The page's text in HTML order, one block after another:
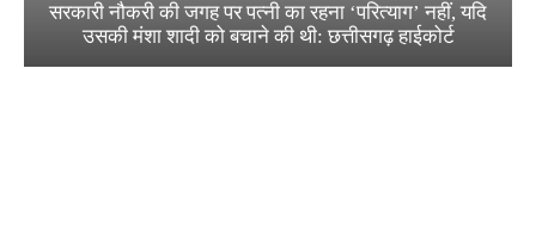
सरकारी नौकरी की जगह पर पत्नी का रहना ‘परित्याग’ नहीं, यदि
उसकी मंशा शादी को बचाने की थी: छत्तीसगढ़ हाईकोर्ट